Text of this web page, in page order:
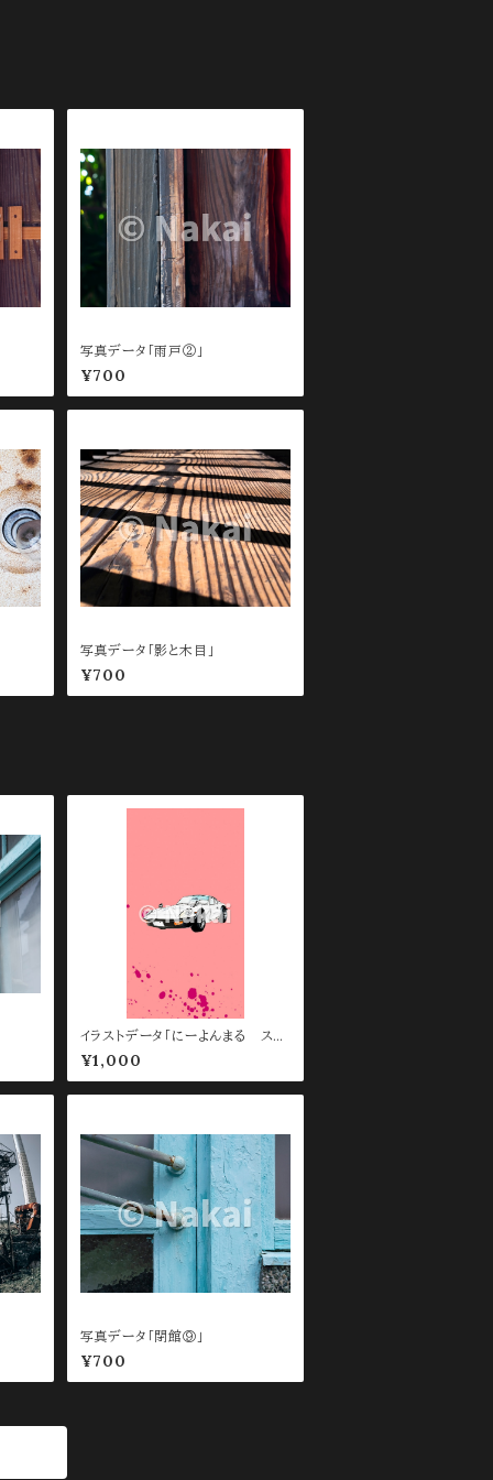
写真データ「雨戸②」
¥700
写真データ「影と木目」
¥700
イラストデータ「にーよんまる スマ
ホ待ち受け用 Pink」
¥1,000
写真データ「閉館⑨」
¥700